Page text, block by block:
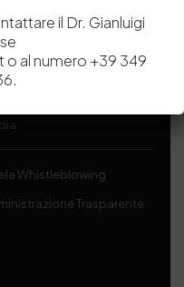
di ricerca
Whistleblowing
Trasparente
il Dr. Gianluigi
o al numero +39 349